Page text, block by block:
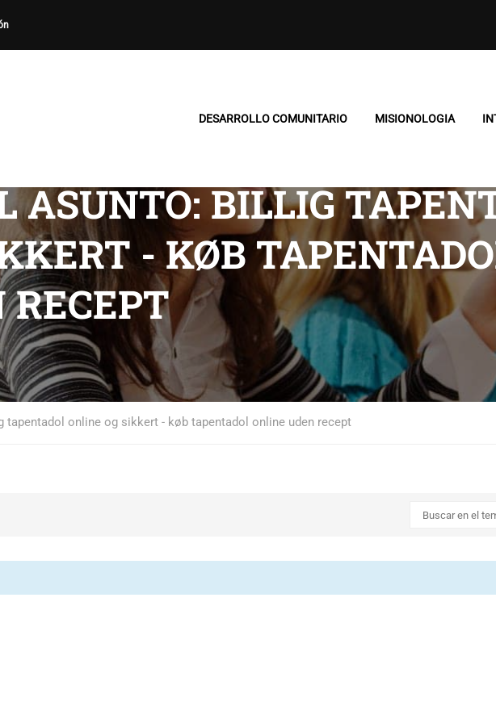
DESARROLLO COMUNITARIO MISIONOLOGIA
ASUNTO: BILLIG
- KØB
tapentadol online og sikkert - køb tapentadol online uden recept